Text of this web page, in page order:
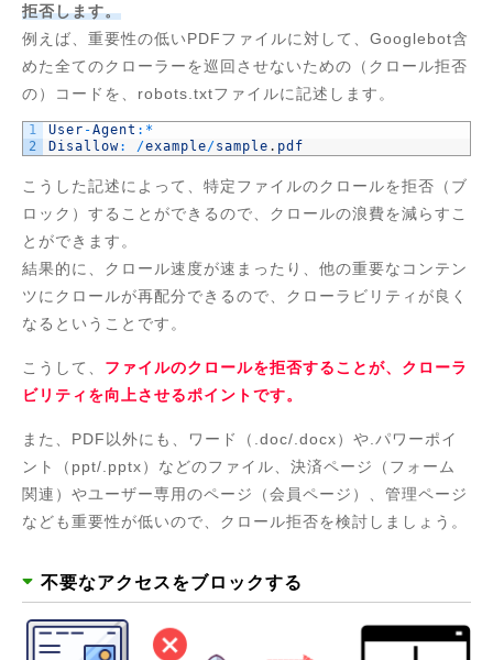
拒否します。
例えば、重要性の低いPDFファイルに対して、Googlebot含
めた全てのクローラーを巡回させないための（クロール拒否
の）コードを、robots.txtファイルに記述します。
1
2
User -Agent : *
Disallow: /example/sample . pdf
こうした記述によって、特定ファイルのクロールを拒否（ブ
ロック）することができるので、クロールの浪費を減らすこ
とができます。
結果的に、クロール速度が速まったり、他の重要なコンテン
ツにクロールが再配分できるので、クローラビリティが良く
なるということです。
こうして、 ファイルのクロールを拒否することが、クローラ
ビリティを向上させるポイントです。
また、PDF以外にも、ワード（.doc/.docx）や.パワーポイ
ント（ppt/.pptx）などのファイル、決済ページ（フォーム
関連）やユーザー専用のページ（会員ページ）、管理ページ
なども重要性が低いので、クロール拒否を検討しましょう。
不要なアクセスをブロックする